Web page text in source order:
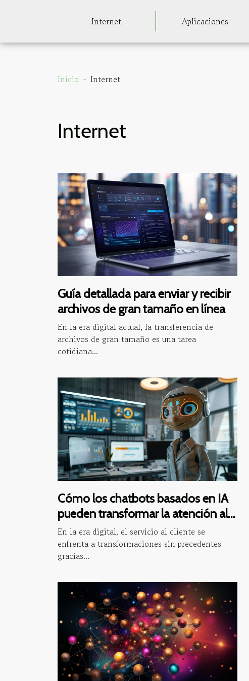
Internet Aplicaciones
Inicio Internet
Internet
Guía detallada para enviar y recibir
archivos de gran tamaño en línea
En la era digital actual, la transferencia de
archivos de gran tamaño es una tarea
cotidiana...
Cómo los chatbots basados en IA
pueden transformar la atención al
cliente
En la era digital, el servicio al cliente se
enfrenta a transformaciones sin precedentes
gracias...